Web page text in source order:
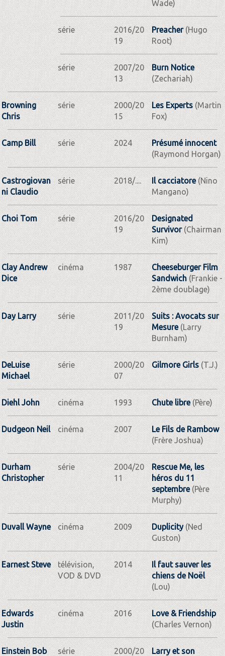
Wade)
série
2016/20
19
Preacher(Hugo
Root)
série
2007/20
13
Burn Notice
(Zechariah)
Browning
Chris
série
2000/20
15
Les Experts(Martin
Fox)
Camp Bill série 2024
Présumé innocent
(Raymond Horgan)
Castrogiovan
ni Claudio
série 2018/.... Il cacciatore(Nino
Mangano)
Choi Tom série
2016/20
19
Designated
Survivor(Chairman
Kim)
Clay Andrew
Dice
cinéma 1987
Cheeseburger Film
Sandwich(Frankie -
2ème doublage)
Day Larry série
2011/20
19
Suits : Avocats sur
Mesure(Larry
Burnham)
DeLuise
Michael
série
2000/20
07
Gilmore Girls(T.J.)
Diehl John cinéma 1993 Chute libre(Père)
Dudgeon Neil cinéma 2007
Le Fils de Rambow
(Frère Joshua)
Durham
Christopher
série
2004/20
11
Rescue Me, les
héros du 11
septembre(Père
Murphy)
Duvall Wayne cinéma 2009 Duplicity(Ned
Guston)
Earnest Steve
télévision,
VOD & DVD
2014
Il faut sauver les
chiens de Noël
(Lou)
Edwards
Justin
cinéma 2016
Love & Friendship
(Charles Vernon)
Einstein Bob série
2000/20
Larry et son